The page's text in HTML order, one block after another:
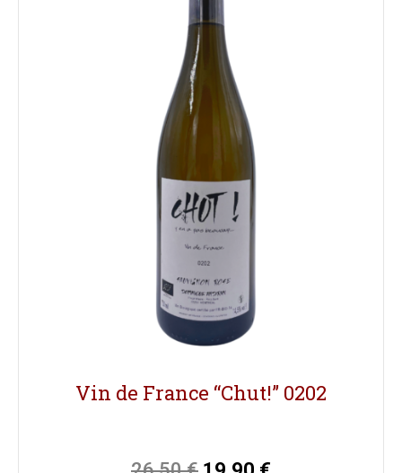
Vin de France “Chut!” 0202